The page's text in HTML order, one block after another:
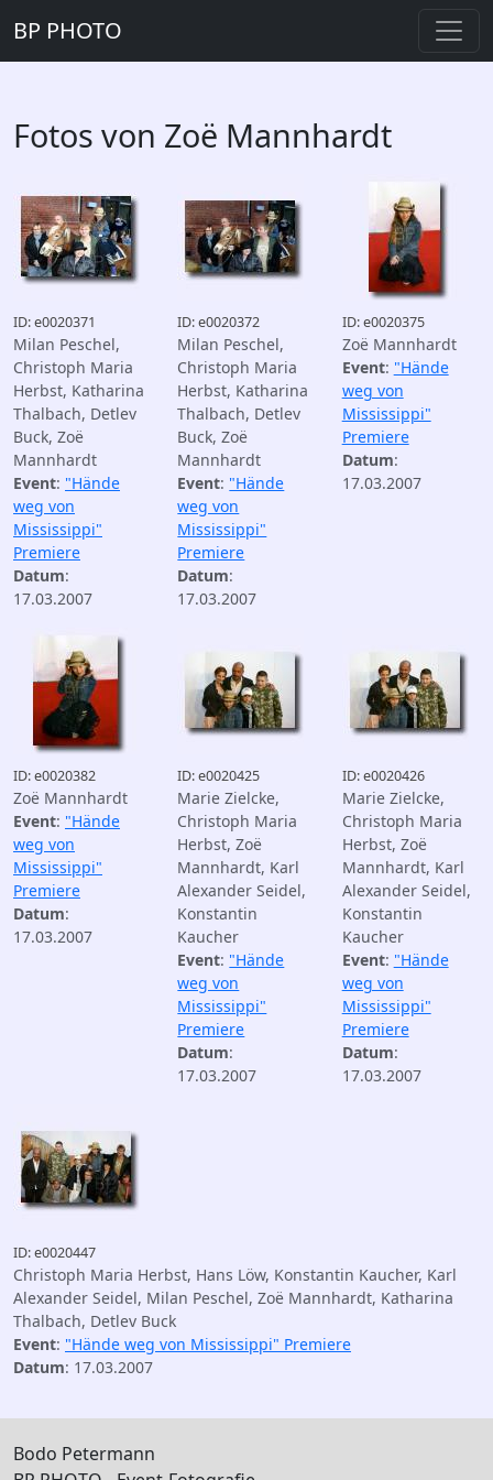
BP PHOTO
Fotos von Zoë Mannhardt
ID: e0020371
Milan Peschel,
Christoph Maria
Herbst, Katharina
Thalbach, Detlev
Buck, Zoë
Mannhardt
Event: "Hände
weg von
Mississippi"
Premiere
Datum:
17.03.2007
ID: e0020372
Milan Peschel,
Christoph Maria
Herbst, Katharina
Thalbach, Detlev
Buck, Zoë
Mannhardt
Event: "Hände
weg von
Mississippi"
Premiere
Datum:
17.03.2007
ID: e0020375
Zoë Mannhardt
Event: "Hände
weg von
Mississippi"
Premiere
Datum:
17.03.2007
ID: e0020382
Zoë Mannhardt
Event: "Hände
weg von
Mississippi"
Premiere
Datum:
17.03.2007
ID: e0020425
Marie Zielcke,
Christoph Maria
Herbst, Zoë
Mannhardt, Karl
Alexander Seidel,
Konstantin
Kaucher
Event: "Hände
weg von
Mississippi"
Premiere
Datum:
17.03.2007
ID: e0020426
Marie Zielcke,
Christoph Maria
Herbst, Zoë
Mannhardt, Karl
Alexander Seidel,
Konstantin
Kaucher
Event: "Hände
weg von
Mississippi"
Premiere
Datum:
17.03.2007
ID: e0020447
Christoph Maria Herbst, Hans Löw, Konstantin Kaucher, Karl
Alexander Seidel, Milan Peschel, Zoë Mannhardt, Katharina
Thalbach, Detlev Buck
Event: "Hände weg von Mississippi" Premiere
Datum: 17.03.2007
Bodo Petermann